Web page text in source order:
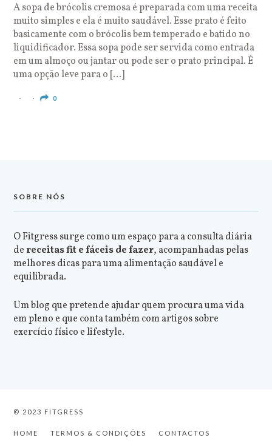
A sopa de brócolis cremosa é preparada com uma receita
muito simples e ela é muito saudável. Esse prato é feito
basicamente com o brócolis bem temperado e batido no
liquidificador. Essa sopa pode ser servida como entrada
em um almoço ou jantar ou pode ser o prato principal. É
uma opção leve para o […]
0
SOBRE NÓS
O Fitgress surge como um espaço para a consulta diária
dereceitas fit e fáceis de fazer, acompanhadas pelas
melhores dicas para uma alimentação saudável e
equilibrada.
Um blog que pretende ajudar quem procura uma vida
em pleno e que conta também com artigos sobre
exercício físico e lifestyle.
© 2023 FITGRESS
HOME TERMOS & CONDIÇÕES CONTACTOS